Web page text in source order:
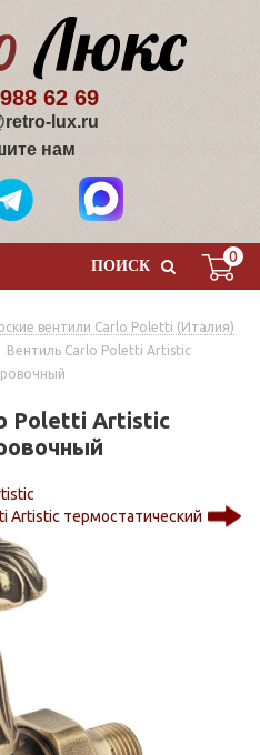
62 69
lux.ru
нам
0
ПОИСК
вентили Сarlo Poletti (Италия)
Вентиль Carlo Poletti Artistic
Poletti Artistic
Artistic термостатический